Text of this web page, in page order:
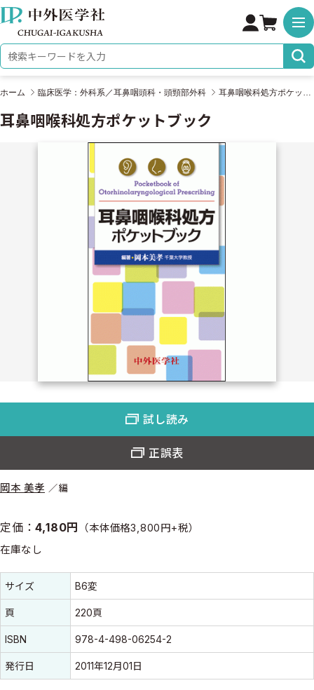
株式会社 中外医学社
検索キーワード
ホーム 臨床医学：外科系／耳鼻咽頭科・頭頸部外科
耳鼻咽喉科処方ポケットブック
岡本 美孝 編
定価：4,180円 （本体価格3,800円+税）
在庫なし
書誌情報
書誌情報
サイズ B6変
頁 220頁
ISBN 978-4-498-06254-2
発行日 2011年12月01日
試し読み
正誤表